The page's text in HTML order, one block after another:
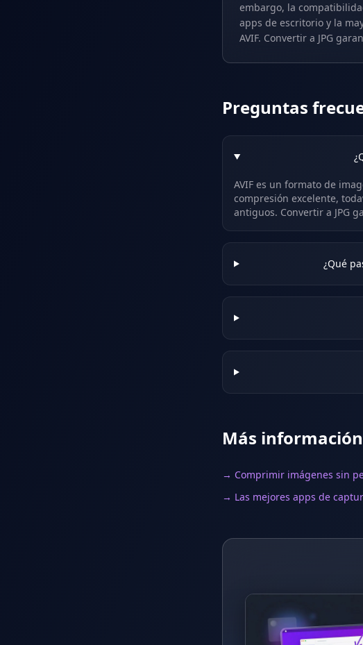
embargo, la
apps de escritorio y la
AVIF. Convertir a JPG
Preguntas
AVIF es un formato de
compresión excelente,
antiguos. Convertir a JPG
¿Qué
Más información
→ Comprimir imágenes sin
→ Las mejores apps de